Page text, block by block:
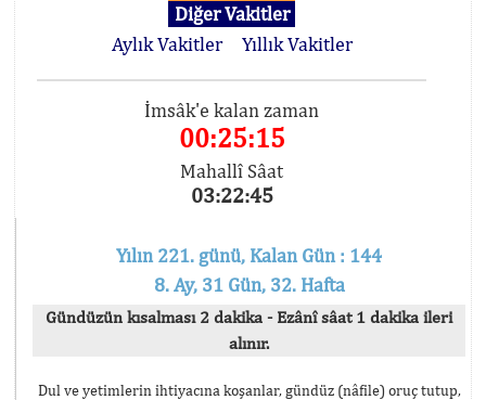
Diğer Vakitler
Aylık Vakitler
Yıllık Vakitler
İmsâk'e kalan zaman
00:25:15
Mahallî Sâat
03:22:45
Yılın 221. günü, Kalan Gün : 144
8. Ay, 31 Gün, 32. Hafta
Gündüzün kısalması 2 dakika - Ezânî sâat 1 dakika ileri
alınır.
Dul ve yetimlerin ihtiyacına koşanlar, gündüz (nâfile) oruç tutup,